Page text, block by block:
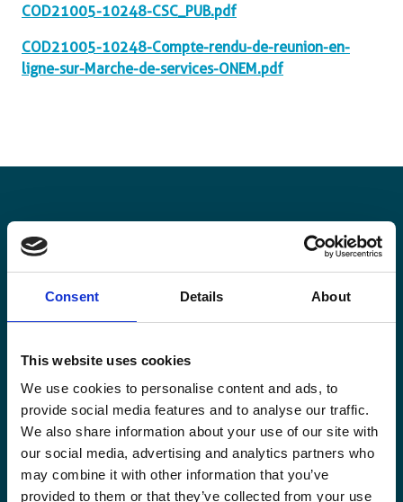
Consent Details About
This website uses cookies
We use cookies to personalise content and ads, to
provide social media features and to analyse our traffic.
We also share information about your use of our site with
our social media, advertising and analytics partners who
may combine it with other information that you’ve
provided to them or that they’ve collected from your use
COD21005-10248-CSC_PUB.pdf
COD21005-10248-Compte-rendu-de-reunion-en-
ligne-sur-Marche-de-services-ONEM.pdf
Blijf op de hoogte
Blijf op de hoogte van onze activiteiten en
internationale ontwikkelingstrends belicht vanuit
Email
(Vereist)